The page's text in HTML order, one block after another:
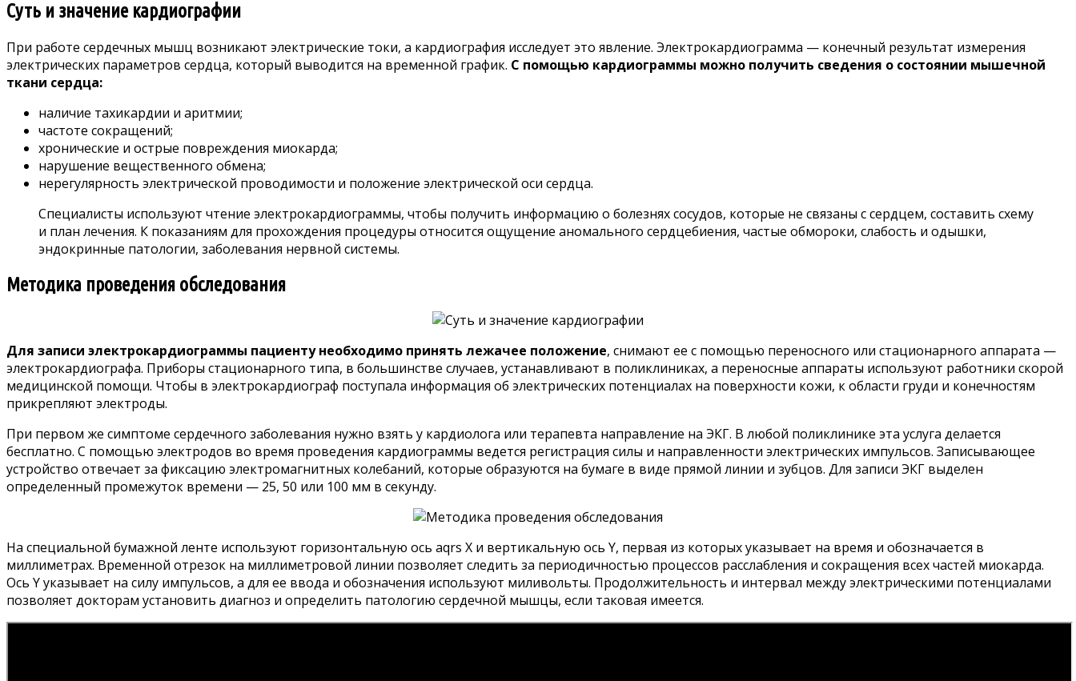
Суть и значение кардиографии
При работе сердечных мышц возникают электрические токи, а кардиография исследует это явление. Электрокардиограмма — конечный результат измерения
электрических параметров сердца, который выводится на временной график. С помощью кардиограммы можно получить сведения о состоянии мышечной
ткани сердца:
наличие тахикардии и аритмии;
частоте сокращений;
хронические и острые повреждения миокарда;
нарушение вещественного обмена;
нерегулярность электрической проводимости и положение электрической оси сердца.
Специалисты используют чтение электрокардиограммы, чтобы получить информацию о болезнях сосудов, которые не связаны с сердцем, составить схему
и план лечения. К показаниям для прохождения процедуры относится ощущение аномального сердцебиения, частые обмороки, слабость и одышки,
эндокринные патологии, заболевания нервной системы.
Методика проведения обследования
Для записи электрокардиограммы пациенту необходимо принять лежачее положение, снимают ее с помощью переносного или стационарного аппарата —
электрокардиографа. Приборы стационарного типа, в большинстве случаев, устанавливают в поликлиниках, а переносные аппараты используют работники скорой
медицинской помощи. Чтобы в электрокардиограф поступала информация об электрических потенциалах на поверхности кожи, к области груди и конечностям
прикрепляют электроды.
При первом же симптоме сердечного заболевания нужно взять у кардиолога или терапевта направление на ЭКГ. В любой поликлинике эта услуга делается
бесплатно. С помощью электродов во время проведения кардиограммы ведется регистрация силы и направленности электрических импульсов. Записывающее
устройство отвечает за фиксацию электромагнитных колебаний, которые образуются на бумаге в виде прямой линии и зубцов. Для записи ЭКГ выделен
определенный промежуток времени — 25, 50 или 100 мм в секунду.
На специальной бумажной ленте используют горизонтальную ось aqrs X и вертикальную ось Y, первая из которых указывает на время и обозначается в
миллиметрах. Временной отрезок на миллиметровой линии позволяет следить за периодичностью процессов расслабления и сокращения всех частей миокарда.
Ось Y указывает на силу импульсов, а для ее ввода и обозначения используют миливольты. Продолжительность и интервал между электрическими потенциалами
позволяет докторам установить диагноз и определить патологию сердечной мышцы, если таковая имеется.